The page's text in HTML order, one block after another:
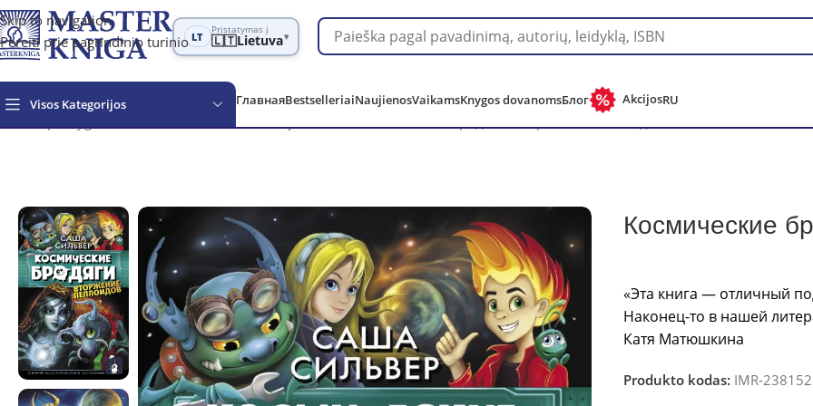
Skip to navigation
Pereiti prie pagrindinio turinio LT
Pristatymas į
🇱🇹Lietuva▾
Visos Kategorijos ГлавнаяBestselleriaiNaujienosVaikamsKnygos dovanomsБлог AkcijosRU
Космические
«Эта книга — отличный
Наконец-то в нашей
Катя Матюшкина
Produkto kodas: IMR-238152